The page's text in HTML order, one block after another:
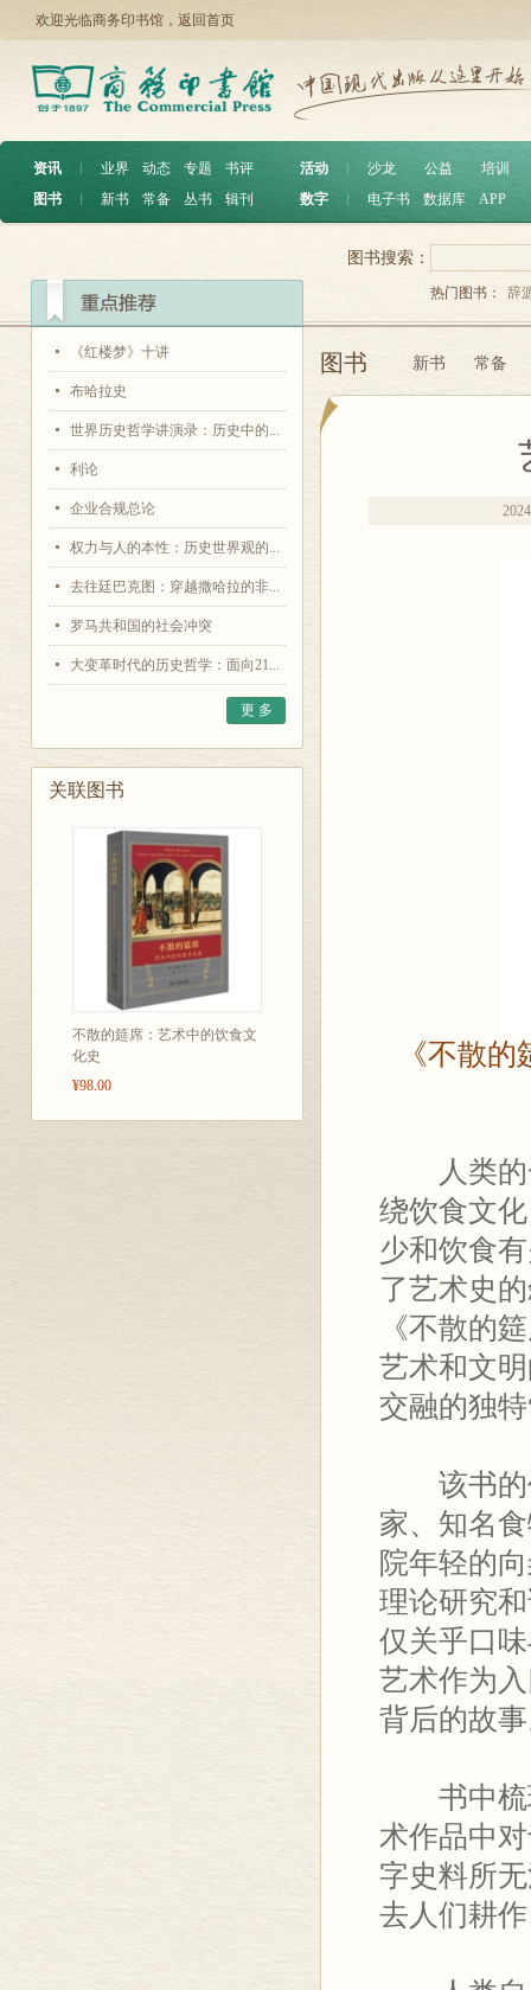
欢迎光临商务印书馆， 返回首页
资讯 ︱ 业界 动态 专题
书评
图书
︱ 新书 常备 丛书 辑刊
活动 沙龙 公益
培训
数字
电子书 数据库 APP
《红楼梦》十讲
布哈拉史
世界历史哲学讲演录：历史中的...
利论
企业合规总论
权力与人的本性：历史世界观的...
去往廷巴克图：穿越撒哈拉的非...
罗马共和国的社会冲突
大变革时代的历史哲学：面向21...
更 多
关联图书
不散的筵席：艺术中的饮食文
化史
¥98.00
图书搜索：
热门图书： 辞
图书 新书 常备
《不散
人类的一
绕饮食文
少和饮食
了艺术史
《不散的
艺术和文
交融的独
该书的作
家、知名
院年轻的
理论研究
仅关乎口
艺术作为
背后的故
书中梳理
术作品中
字史料所
去人们耕